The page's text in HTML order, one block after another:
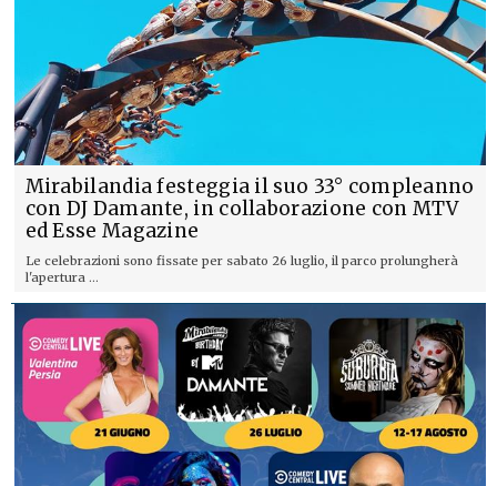
Mirabilandia festeggia il suo 33° compleanno
con DJ Damante, in collaborazione con MTV
ed Esse Magazine
Le celebrazioni sono fissate per sabato 26 luglio, il parco prolungherà
l'apertura ...